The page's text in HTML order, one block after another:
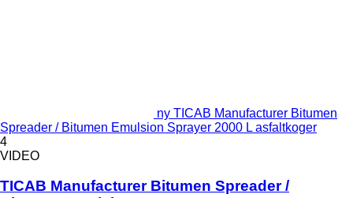
ny TICAB Manufacturer Bitumen
Spreader / Bitumen Emulsion Sprayer 2000 L asfaltkoger
4
VIDEO
TICAB Manufacturer Bitumen Spreader /